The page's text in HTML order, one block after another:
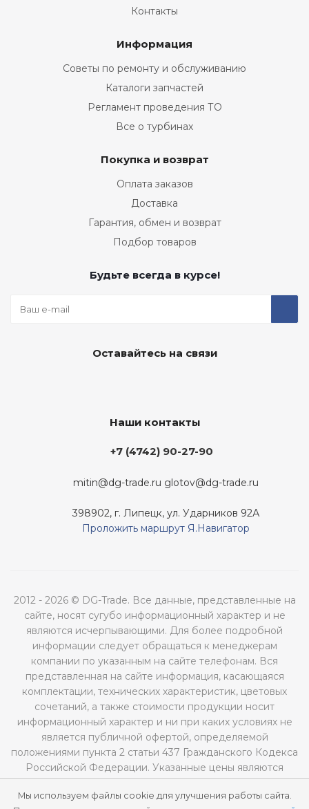
Мы используем файлы cookie для улучшения работы сайта.
Контакты
Информация
Советы по ремонту и обслуживанию
Каталоги запчастей
Регламент проведения ТО
Все о турбинах
Покупка и возврат
Оплата заказов
Доставка
Гарантия, обмен и возврат
Подбор товаров
Будьте всегда в курсе!
Оставайтесь на связи
Наши контакты
+7 (4742) 90-27-90
mitin@dg-trade.ru glotov@dg-trade.ru
398902, г. Липецк, ул. Ударников 92А
Проложить маршрут Я.Навигатор
2012 - 2026 © DG-Trade. Все данные, представленные на
сайте, носят сугубо информационный характер и не
являются исчерпывающими. Для более подробной
информации следует обращаться к менеджерам
компании по указанным на сайте телефонам. Вся
представленная на сайте информация, касающаяся
комплектации, технических характеристик, цветовых
сочетаний, а также стоимости продукции носит
информационный характер и ни при каких условиях не
является публичной офертой, определяемой
положениями пункта 2 статьи 437 Гражданского Кодекса
Российской Федерации. Указанные цены являются
действительных цен.